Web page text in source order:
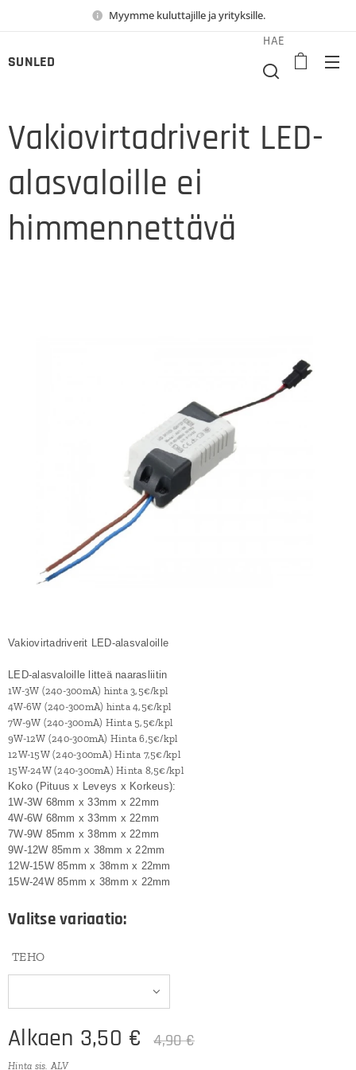
Myymme kuluttajille ja yrityksille.
SUNLED
HAE
Vakiovirtadriverit LED-
alasvaloille ei
himmennettävä
Vakiovirtadriverit LED-alasvaloille
LED-alasvaloille litteä naarasliitin
1W-3W (240-300mA) hinta 3,5€/kpl
4W-6W (240-300mA) hinta 4,5€/kpl
7W-9W (240-300mA) Hinta 5,5€/kpl
9W-12W (240-300mA) Hinta 6,5€/kpl
12W-15W (240-300mA) Hinta 7,5€/kpl
15W-24W (240-300mA) Hinta 8,5€/kpl
Koko (Pituus x Leveys x Korkeus):
1W-3W 68mm x 33mm x 22mm
4W-6W 68mm x 33mm x 22mm
7W-9W 85mm x 38mm x 22mm
9W-12W 85mm x 38mm x 22mm
12W-15W 85mm x 38mm x 22mm
15W-24W 85mm x 38mm x 22mm
Valitse variaatio:
TEHO
Alkaen 3,50 € 4,90€
Hinta sis. ALV